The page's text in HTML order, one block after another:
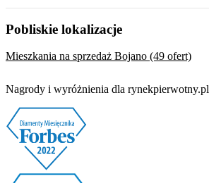
Pobliskie lokalizacje
Mieszkania na sprzedaż Bojano (49 ofert)
Nagrody i wyróżnienia dla rynekpierwotny.pl